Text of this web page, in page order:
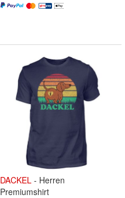
DACKEL - Herren
Premiumshirt